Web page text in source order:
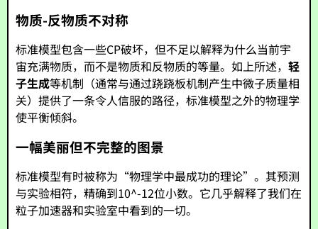
物质-反物质不对称
标准模型包含一些CP破坏，但不足以解释为什么当前宇
宙充满物质，而不是物质和反物质的等量。如上所述，轻
子生成等机制（通常与通过跷跷板机制产生中微子质量相
关）提供了一条令人信服的路径，标准模型之外的物理学
使平衡倾斜。
一幅美丽但不完整的图景
标准模型有时被称为“物理学中最成功的理论”。其预测
与实验相符，精确到10^-12位小数。它几乎解释了我们在
粒子加速器和实验室中看到的一切。